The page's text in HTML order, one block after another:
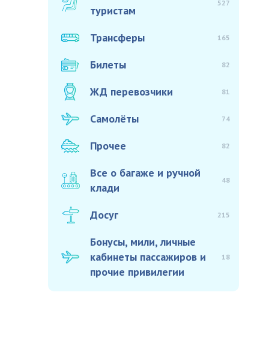
туристам
527
Трансферы 165
Билеты 82
ЖД перевозчики 81
Самолёты 74
Прочее 82
Все о багаже и ручной
клади
48
Досуг 215
Бонусы, мили, личные
кабинеты пассажиров и
прочие привилегии
18